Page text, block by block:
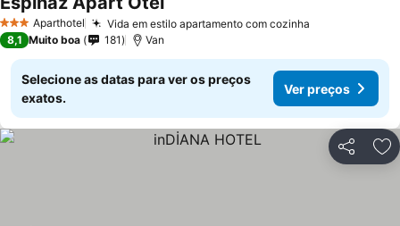
3 EstrelasAparthotel Vida em estilo apartamento com cozinha
Ver preços
8,1 Muito boa 181 Van
Selecione as datas para ver os preços
exatos.
Ver preços
Partilhar